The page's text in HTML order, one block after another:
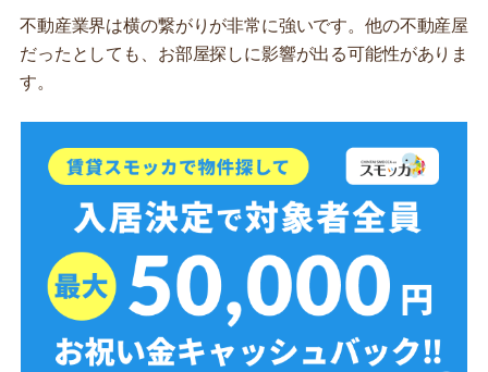
不動産業界は横の繋がりが非常に強いです。他の不動産屋
だったとしても、お部屋探しに影響が出る可能性がありま
す。